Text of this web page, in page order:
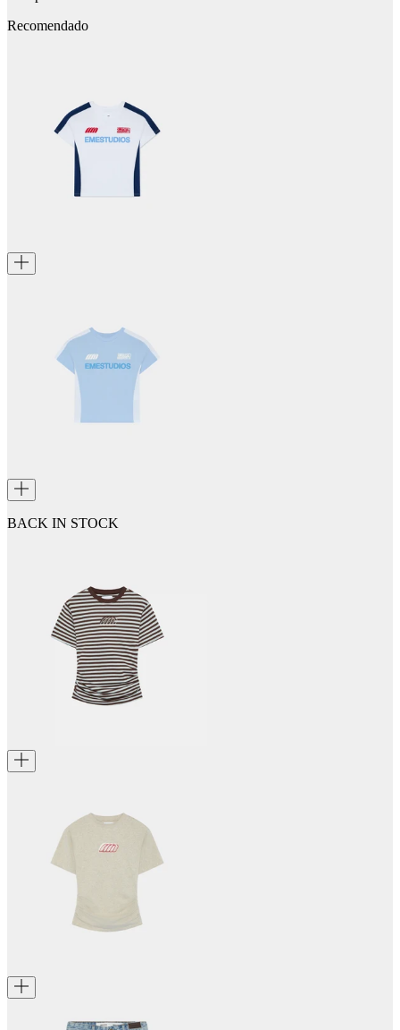
Recomendado
BACK IN STOCK